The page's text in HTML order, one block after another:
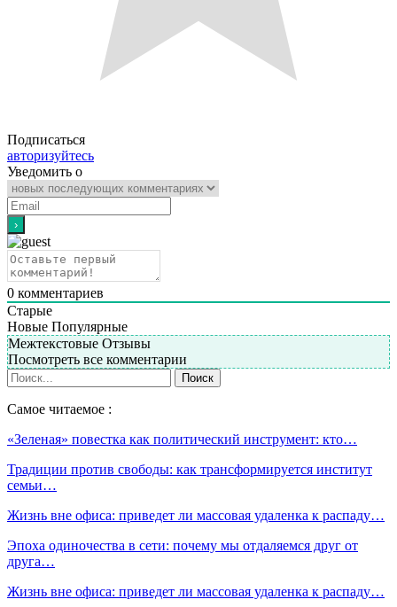
Подписаться
авторизуйтесь
Уведомить о
0 комментариев
Старые
Новые Популярные
Межтекстовые Отзывы
Посмотреть все комментарии
Самое читаемое :
«Зеленая» повестка как политический инструмент: кто…
Традиции против свободы: как трансформируется институт
семьи…
Жизнь вне офиса: приведет ли массовая удаленка к распаду…
Эпоха одиночества в сети: почему мы отдаляемся друг от
друга…
Жизнь вне офиса: приведет ли массовая удаленка к распаду…